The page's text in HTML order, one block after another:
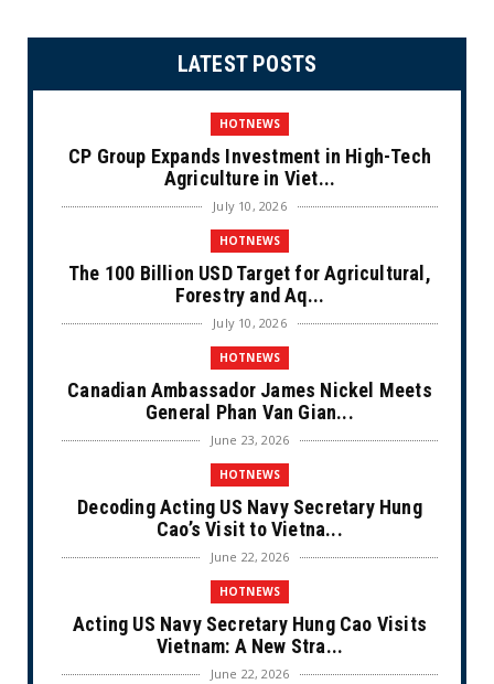
LATEST POSTS
HOTNEWS
CP Group Expands Investment in High-Tech
Agriculture in Viet...
July 10, 2026
HOTNEWS
The 100 Billion USD Target for Agricultural,
Forestry and Aq...
July 10, 2026
HOTNEWS
Canadian Ambassador James Nickel Meets
General Phan Van Gian...
June 23, 2026
HOTNEWS
Decoding Acting US Navy Secretary Hung
Cao’s Visit to Vietna...
June 22, 2026
HOTNEWS
Acting US Navy Secretary Hung Cao Visits
Vietnam: A New Stra...
June 22, 2026